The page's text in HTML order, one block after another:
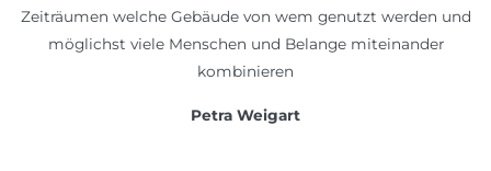
Zeiträumen welche Gebäude von wem genutzt werden und
möglichst viele Menschen und Belange miteinander
kombinieren
Petra Weigart